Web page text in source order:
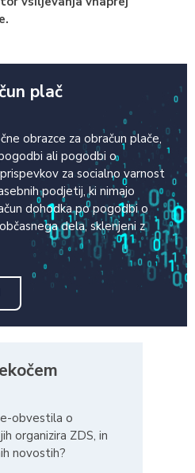
plač
obrazce za obračun plače,
ali pogodbi o
za socialno varnost
podjetij, ki nimajo
dohodka po pogodbi o
dela, sklenjeni z
obvestila o
organizira ZDS, in
novostih?